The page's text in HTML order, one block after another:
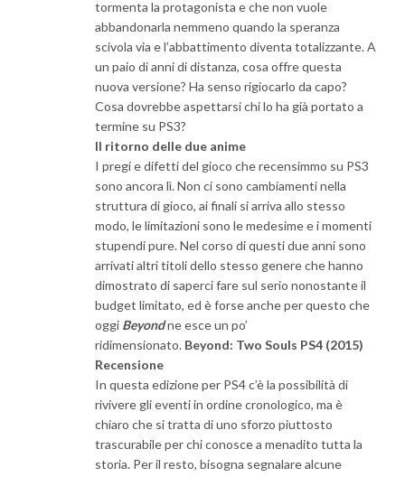
tormenta la protagonista e che non vuole
abbandonarla nemmeno quando la speranza
scivola via e l’abbattimento diventa totalizzante. A
un paio di anni di distanza, cosa offre questa
nuova versione? Ha senso rigiocarlo da capo?
Cosa dovrebbe aspettarsi chi lo ha già portato a
termine su PS3?
Il ritorno delle due anime
I pregi e difetti del gioco che recensimmo su PS3
sono ancora lì. Non ci sono cambiamenti nella
struttura di gioco, ai finali si arriva allo stesso
modo, le limitazioni sono le medesime e i momenti
stupendi pure. Nel corso di questi due anni sono
arrivati altri titoli dello stesso genere che hanno
dimostrato di saperci fare sul serio nonostante il
budget limitato, ed è forse anche per questo che
oggi Beyondne esce un po’
ridimensionato. Beyond: Two Souls PS4 (2015)
Recensione
In questa edizione per PS4 c’è la possibilità di
rivivere gli eventi in ordine cronologico, ma è
chiaro che si tratta di uno sforzo piuttosto
trascurabile per chi conosce a menadito tutta la
storia. Per il resto, bisogna segnalare alcune